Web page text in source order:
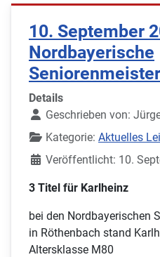
10. September
Nordbayerische
Details
Geschrieben von:
Kategorie: Aktuelles
Veröffentlicht: 10.
3 Titel für Karlheinz
bei den Nordbayerischen
in Röthenbach stand
Altersklasse M80